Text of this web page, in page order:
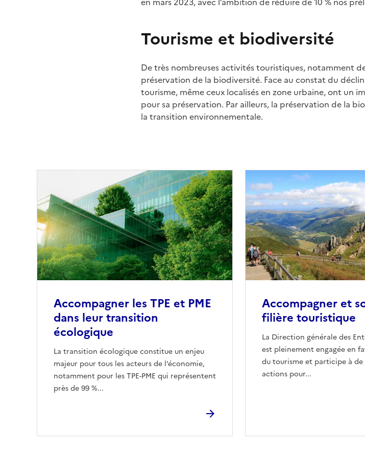
Tourisme et biodiversité
De très nombreuses activités touristiques, notamment
préservation de la biodiversité. Face au constat du
tourisme, même ceux localisés en zone urbaine, ont un
pour sa préservation. Par ailleurs, la préservation de la
la transition environnementale.
Accompagner les TPE et PME
dans leur transition
écologique
La transition écologique constitue un enjeu
majeur pour tous les acteurs de l’économie,
notamment pour les TPE-PME qui représentent
près de 99 %...
Accompagner et
filière touristique
La Direction générale des
est pleinement engagée en
du tourisme et participe à de
actions pour...